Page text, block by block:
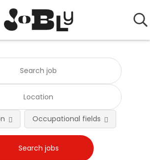
Occupational fields